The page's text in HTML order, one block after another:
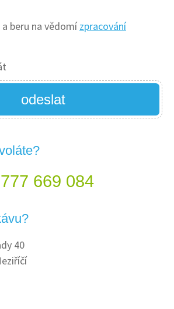
beru na vědomí zpracování
odeslat
777 669 084
40